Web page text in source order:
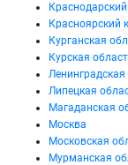
Красноярский
Курганская
Курская
Ленинградская
Липецкая
Магаданская
Москва
Московская
Мурманская